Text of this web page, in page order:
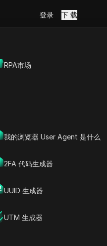
RPA市场
我的浏览器 User Agent 是什么
2FA 代码生成器
UUID 生成器
UTM 生成器
登录 下 载